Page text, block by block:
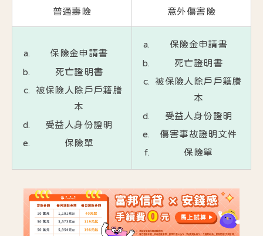
普通壽險 意外傷害險
保險金申請書
死亡證明書
被保險人除戶戶籍謄
本
受益人身份證明
保險單
保險金申請書
死亡證明書
被保險人除戶戶籍謄
本
受益人身份證明
傷害事故證明文件
保險單